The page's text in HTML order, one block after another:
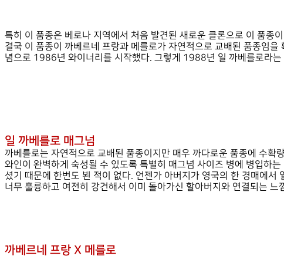
특히 이 품종은 베로나 지역에서 처음 발견된 새로운 클론으로 이 품종
결국 이 품종이 까베르네 프랑과 메를로가 자연적으로 교배된 품종임
념으로 1986년 와이너리를 시작했다. 그렇게 1988년 일 까베를로라는
일 까베를로 매그넘
까베를로는 자연적으로 교배된 품종이지만 매우 까다로운 품종에 수
와인이 완벽하게 숙성될 수 있도록 특별히 매그넘 사이즈 병에 병입하
셨기 때문에 한번도 뵌 적이 없다. 언젠가 아버지가 영국의 한 경매에
너무 훌륭하고 여전히 강건해서 이미 돌아가신 할아버지와 연결되는
까베르네 프랑 X 메를로